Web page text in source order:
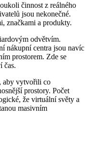
činnost z reálného
jsou nekonečné.
značkami a produkty.
odvětvím.
nákupní centra jsou navíc
prostorem. Zde se
čas.
aby vytvořili co
prostory. Počet
že virtuální světy a
masivním